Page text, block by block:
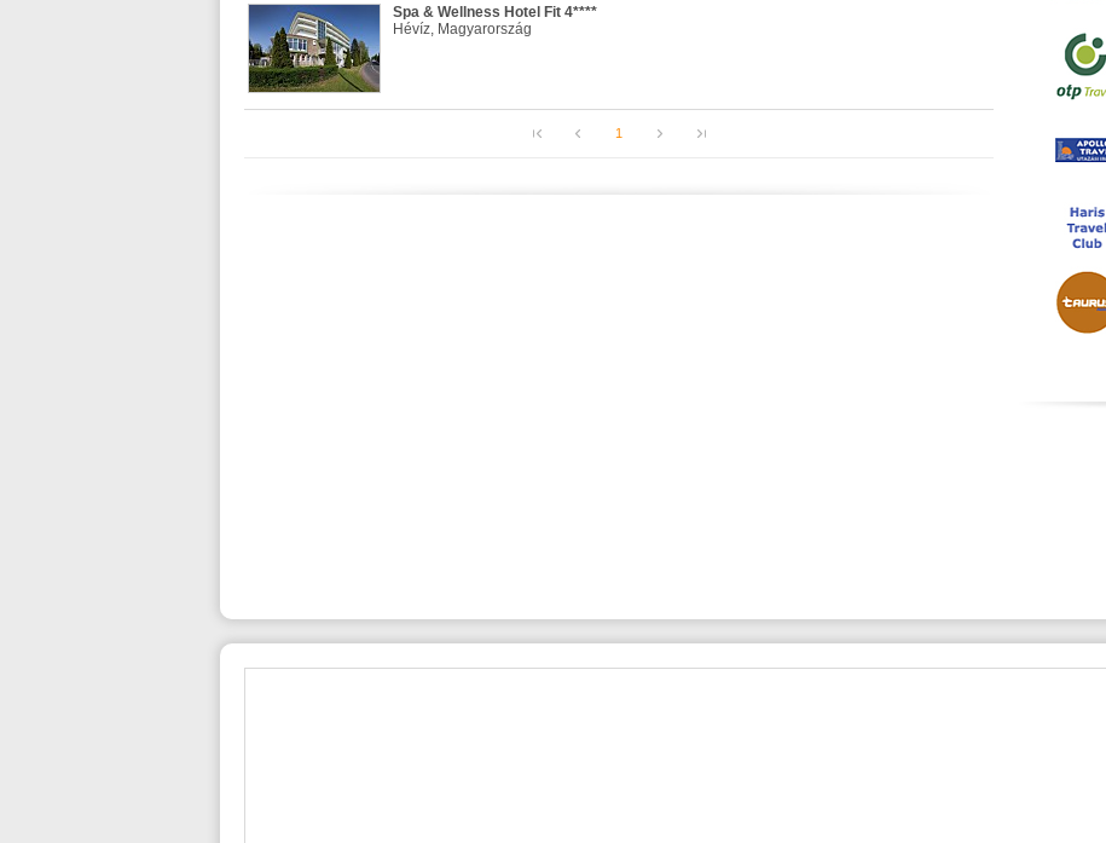
Spa & Wellness Hotel Fit 4****
Hévíz, Magyarország
1